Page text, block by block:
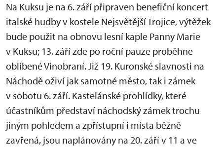
Na Kuksu je na 6. září připraven benefiční koncert
italské hudby v kostele Nejsvětější Trojice, výtěžek
bude použit na obnovu lesní kaple Panny Marie
v Kuksu; 13. září zde po roční pauze proběhne
oblíbené Vinobraní. Již 19. Kuronské slavnosti na
Náchodě oživí jak samotné město, tak i zámek
v sobotu 6. září. Kastelánské prohlídky, které
účastníkům představí náchodský zámek trochu
jiným pohledem a zpřístupní i místa běžně
zavřená, jsou naplánovány na 20. září v 11 a ve